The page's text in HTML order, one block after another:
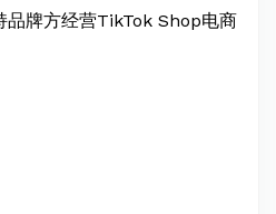
品牌方经营TikTok Shop电商